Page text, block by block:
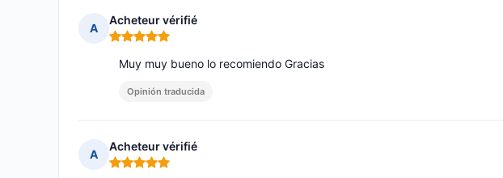
A
Acheteur vérifié
Nota: 5 de 5
Muy muy bueno lo recomiendo Gracias
Opinión traducida
A
Acheteur vérifié
Nota: 5 de 5